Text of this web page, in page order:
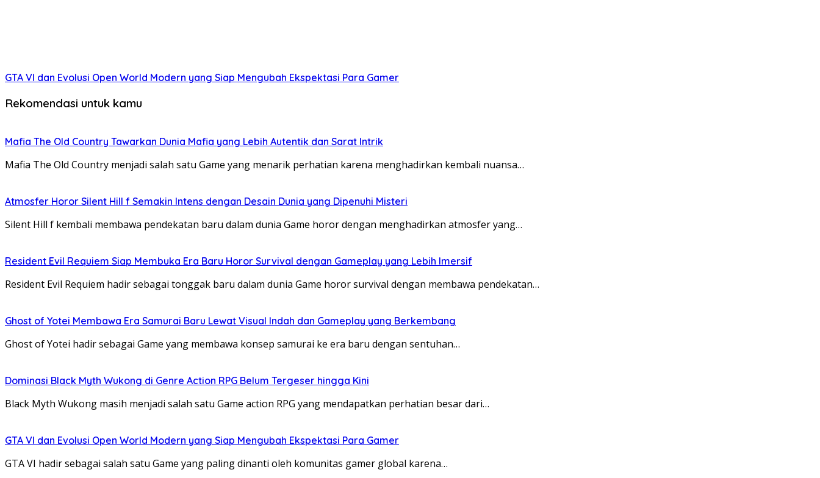
GTA VI dan Evolusi Open World Modern yang Siap Mengubah Ekspektasi Para Gamer
Rekomendasi untuk kamu
Mafia The Old Country Tawarkan Dunia Mafia yang Lebih Autentik dan Sarat Intrik
Mafia The Old Country menjadi salah satu Game yang menarik perhatian karena menghadirkan kembali nuansa…
Atmosfer Horor Silent Hill f Semakin Intens dengan Desain Dunia yang Dipenuhi Misteri
Silent Hill f kembali membawa pendekatan baru dalam dunia Game horor dengan menghadirkan atmosfer yang…
Resident Evil Requiem Siap Membuka Era Baru Horor Survival dengan Gameplay yang Lebih Imersif
Resident Evil Requiem hadir sebagai tonggak baru dalam dunia Game horor survival dengan membawa pendekatan…
Ghost of Yotei Membawa Era Samurai Baru Lewat Visual Indah dan Gameplay yang Berkembang
Ghost of Yotei hadir sebagai Game yang membawa konsep samurai ke era baru dengan sentuhan…
Dominasi Black Myth Wukong di Genre Action RPG Belum Tergeser hingga Kini
Black Myth Wukong masih menjadi salah satu Game action RPG yang mendapatkan perhatian besar dari…
GTA VI dan Evolusi Open World Modern yang Siap Mengubah Ekspektasi Para Gamer
GTA VI hadir sebagai salah satu Game yang paling dinanti oleh komunitas gamer global karena…